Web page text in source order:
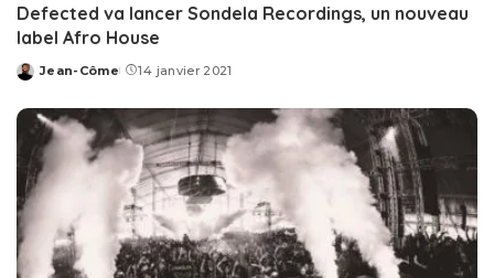
Defected va lancer Sondela Recordings, un nouveau
label Afro House
Posted
Jean-Côme 14 janvier 2021